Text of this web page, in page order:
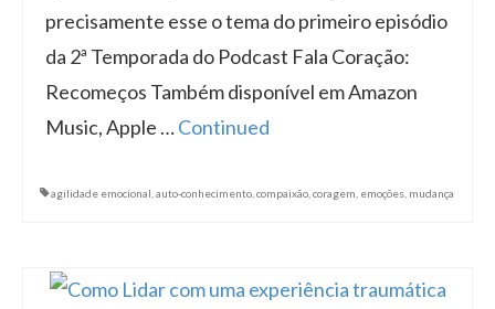
precisamente esse o tema do primeiro episódio
da 2ª Temporada do Podcast Fala Coração:
Recomeços Também disponível em Amazon
Music, Apple …Continued
agilidade emocional auto-conhecimento compaixão coragem emoções mudança